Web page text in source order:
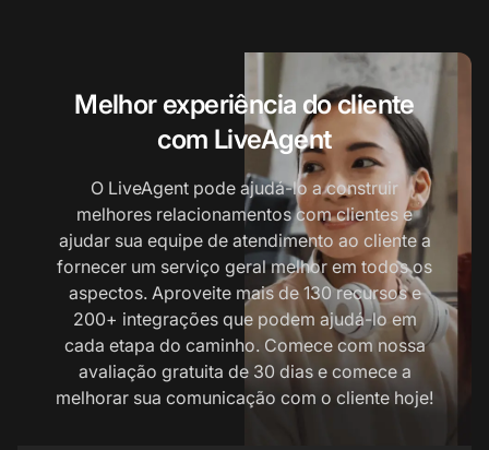
Melhor experiência do cliente
com LiveAgent
O LiveAgent pode ajudá-lo a construir
melhores relacionamentos com clientes e
ajudar sua equipe de atendimento ao cliente a
fornecer um serviço geral melhor em todos os
aspectos. Aproveite mais de 130 recursos e
200+ integrações que podem ajudá-lo em
cada etapa do caminho. Comece com nossa
avaliação gratuita de 30 dias e comece a
melhorar sua comunicação com o cliente hoje!